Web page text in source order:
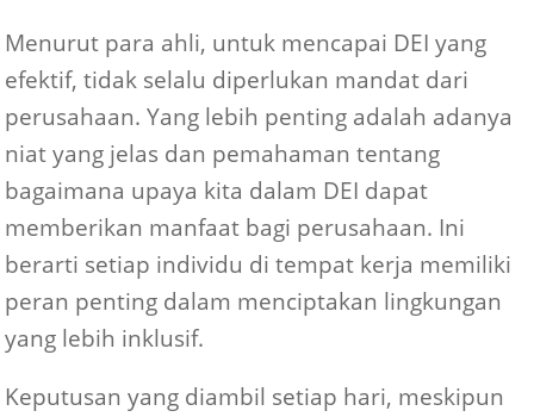
Menurut para ahli, untuk mencapai DEI yang
efektif, tidak selalu diperlukan mandat dari
perusahaan. Yang lebih penting adalah adanya
niat yang jelas dan pemahaman tentang
bagaimana upaya kita dalam DEI dapat
memberikan manfaat bagi perusahaan. Ini
berarti setiap individu di tempat kerja memiliki
peran penting dalam menciptakan lingkungan
yang lebih inklusif.
Keputusan yang diambil setiap hari, meskipun